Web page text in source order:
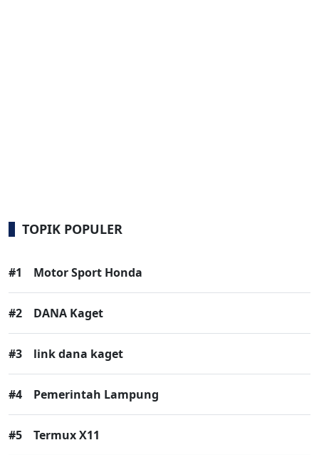
TOPIK POPULER
#1 Motor Sport Honda
#2 DANA Kaget
#3 link dana kaget
#4 Pemerintah Lampung
#5 Termux X11